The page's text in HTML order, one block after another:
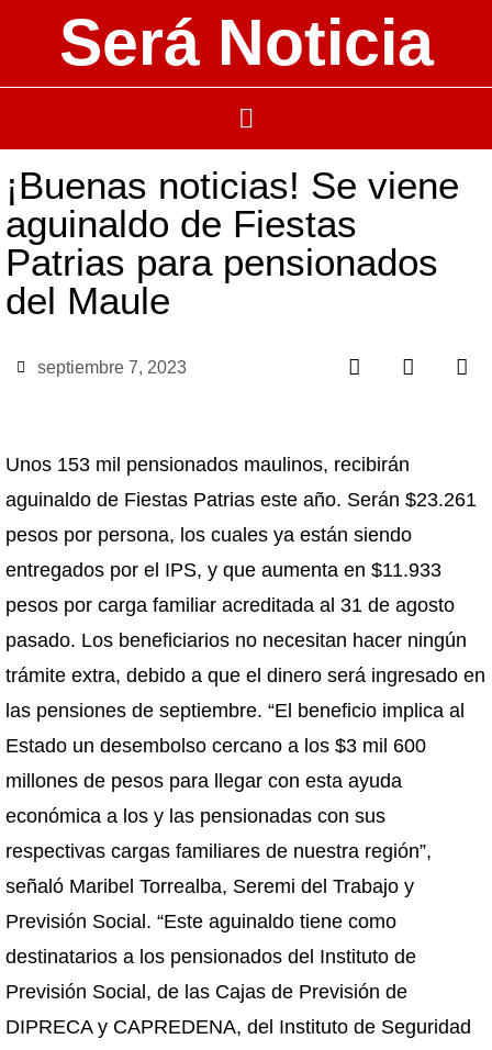
Será Noticia
¡Buenas noticias! Se viene
aguinaldo de Fiestas
Patrias para pensionados
del Maule
septiembre 7, 2023
Unos 153 mil pensionados maulinos, recibirán
aguinaldo de Fiestas Patrias este año. Serán $23.261
pesos por persona, los cuales ya están siendo
entregados por el IPS, y que aumenta en $11.933
pesos por carga familiar acreditada al 31 de agosto
pasado. Los beneficiarios no necesitan hacer ningún
trámite extra, debido a que el dinero será ingresado en
las pensiones de septiembre. “El beneficio implica al
Estado un desembolso cercano a los $3 mil 600
millones de pesos para llegar con esta ayuda
económica a los y las pensionadas con sus
respectivas cargas familiares de nuestra región”,
señaló Maribel Torrealba, Seremi del Trabajo y
Previsión Social. “Este aguinaldo tiene como
destinatarios a los pensionados del Instituto de
Previsión Social, de las Cajas de Previsión de
DIPRECA y CAPREDENA, del Instituto de Seguridad